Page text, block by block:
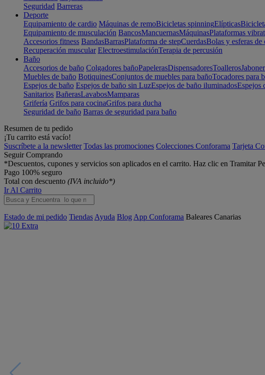
Seguridad Barreras
Deporte
Equipamiento de cardio Máquinas de remoBicicletas spinningElípticas
Equipamiento de musculación BancosMancuernasMáquinasPlataformas
Accesorios fitness BandasBarrasPlataforma de stepCuerdasBolas y esferas
Recuperación muscular ElectroestimulaciónTerapia de percusión
Baño
Accesorios de baño Colgadores bañoPapelerasDispensadoresToalleros
Muebles de baño BotiquinesConjuntos de muebles para bañoTocadores para
Espejos de baño Espejos de baño sin LuzEspejos de baño iluminadosEspejos
Sanitarios BañerasLavabosMamparas
Grifería Grifos para cocinaGrifos para ducha
Seguridad de baño Barras de seguridad para baño
Resumen de tu pedido
¡Tu carrito está vacío!
Suscríbete a la newsletter Todas las promociones Colecciones Conforama Tarjeta
Seguir Comprando
*Descuentos, cupones y servicios son aplicados en el carrito. Haz clic en Tramitar
Pago 100% seguro
Total con descuento (IVA incluido*)
Ir Al Carrito
Estado de mi pedido Tiendas Ayuda Blog App Conforama Baleares Canarias